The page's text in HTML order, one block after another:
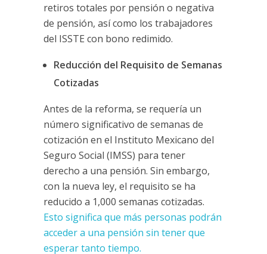
retiros totales por pensión o negativa
de pensión, así como los trabajadores
del ISSTE con bono redimido.
Reducción del Requisito de Semanas
Cotizadas
Antes de la reforma, se requería un
número significativo de semanas de
cotización en el Instituto Mexicano del
Seguro Social (IMSS) para tener
derecho a una pensión. Sin embargo,
con la nueva ley, el requisito se ha
reducido a 1,000 semanas cotizadas.
Esto significa que más personas podrán
acceder a una pensión sin tener que
esperar tanto tiempo.